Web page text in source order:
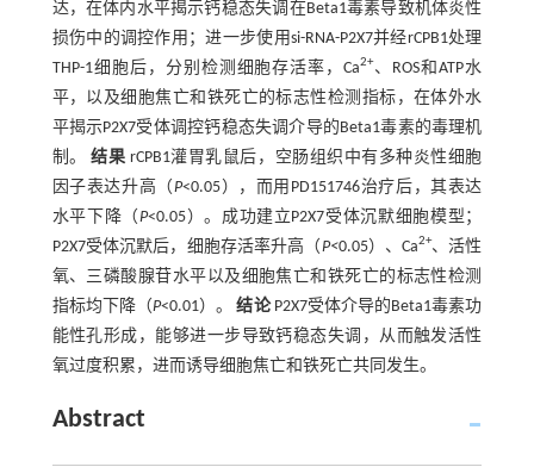
达，在体内水平揭示钙稳态失调在Beta1毒素导致机体炎性
损伤中的调控作用；进一步使用si-RNA-P2X7并经rCPB1处理
THP-1细胞后，分别检测细胞存活率，Ca2+、ROS和ATP水
平，以及细胞焦亡和铁死亡的标志性检测指标，在体外水
平揭示P2X7受体调控钙稳态失调介导的Beta1毒素的毒理机
制。结果 rCPB1灌胃乳鼠后，空肠组织中有多种炎性细胞
因子表达升高（P<0.05），而用PD151746治疗后，其表达
水平下降（P<0.05）。成功建立P2X7受体沉默细胞模型；
P2X7受体沉默后，细胞存活率升高（P<0.05）、Ca2+、活性
氧、三磷酸腺苷水平以及细胞焦亡和铁死亡的标志性检测
指标均下降（P<0.01）。结论P2X7受体介导的Beta1毒素功
能性孔形成，能够进一步导致钙稳态失调，从而触发活性
氧过度积累，进而诱导细胞焦亡和铁死亡共同发生。
Abstract